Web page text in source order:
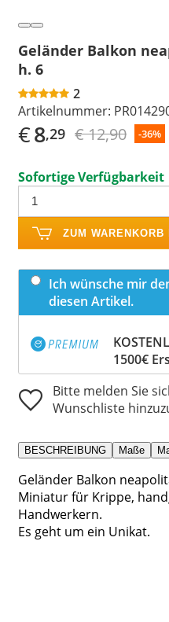
Geländer Balkon
h. 6
2
Artikelnummer:
€8,29 € 12,90 -36%
Sofortige Verfügbarkeit
ZUM WARENKORB
Ich wünsche mir
diesen Artikel.
1500€
Bitte melden Sie
Wunschliste
BESCHREIBUNG Maße
Geländer Balkon
Miniatur für Krippe,
Handwerkern.
Es geht um ein Unikat.